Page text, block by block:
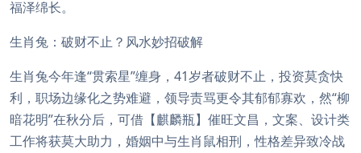
福泽绵长。
生肖兔：破财不止？风水妙招破解
生肖兔今年逢“贯索星”缠身，41岁者破财不止，投资莫贪快
利，职场边缘化之势难避，领导责骂更令其郁郁寡欢，然“柳
暗花明”在秋分后，可借【麒麟瓶】催旺文昌，文案、设计类
工作将获莫大助力，婚姻中与生肖鼠相刑，性格差异致冷战